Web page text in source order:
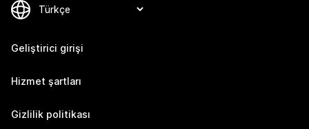
Geliştirici girişi
Hizmet şartları
Gizlilik politikası